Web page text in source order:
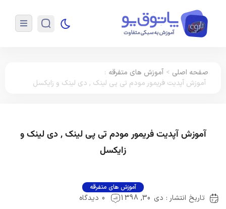
صفحه اصلی > آموزش های متفرقه :
آموزش آپدیت فریمور مودم تی پی لینک , دی لینک و زایکسل
آموزش آپدیت فریمور مودم تی پی لینک , دی لینک و
زایکسل
آموزش های متفرقه
تاریخ انتشار : دی 30, 1398 0 دیدگاه